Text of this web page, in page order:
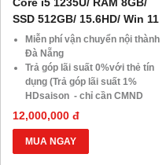
SSD 512GB/ 15.6HD/ Win 11
Miễn phí vận chuyển nội thành
Đà Nẵng
Trả góp lãi suất 0%với thẻ tín
dụng (Trả góp lãi suất 1%
HDsaison - chỉ cần CMND
BLX hoặc hộ khẩu gốc )
Giảm 20%khi nâng cấp Ram-
SSD
Giảm giá trực tiếp đối với
12,000,000 đ
MUA NGAY